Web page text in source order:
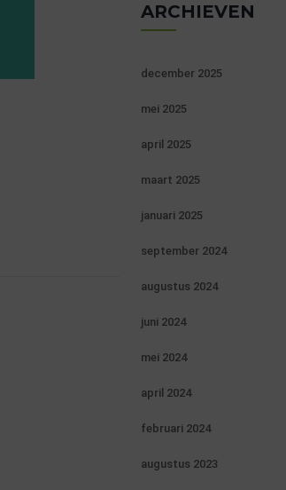
ARCHIEVEN
december 2025
mei 2025
april 2025
maart 2025
januari 2025
september 2024
augustus 2024
juni 2024
mei 2024
april 2024
februari 2024
augustus 2023